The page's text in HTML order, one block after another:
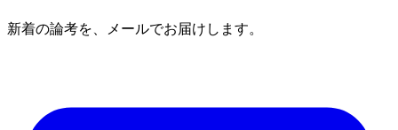
新着の論考を、メールでお届けします。